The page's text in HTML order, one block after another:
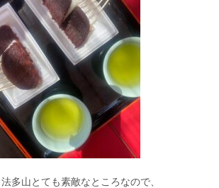
多山とても素敵なところなので、